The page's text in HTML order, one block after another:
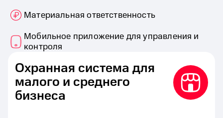
Охранная система для
малого и среднего
бизнеса
Материальная ответственность
Мобильное приложение для управления и
контроля